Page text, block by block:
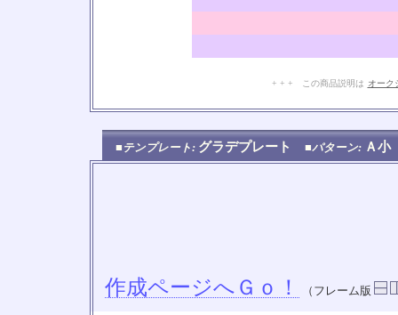
+ + + この商品説明は オーク
■テンプレート: グラデプレート ■パターン: Ａ
作成ページへＧｏ！ （フレーム版